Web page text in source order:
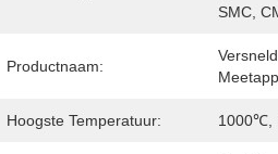
SMC,
Productnaam:
Hoogste Temperatuur: 1000℃,